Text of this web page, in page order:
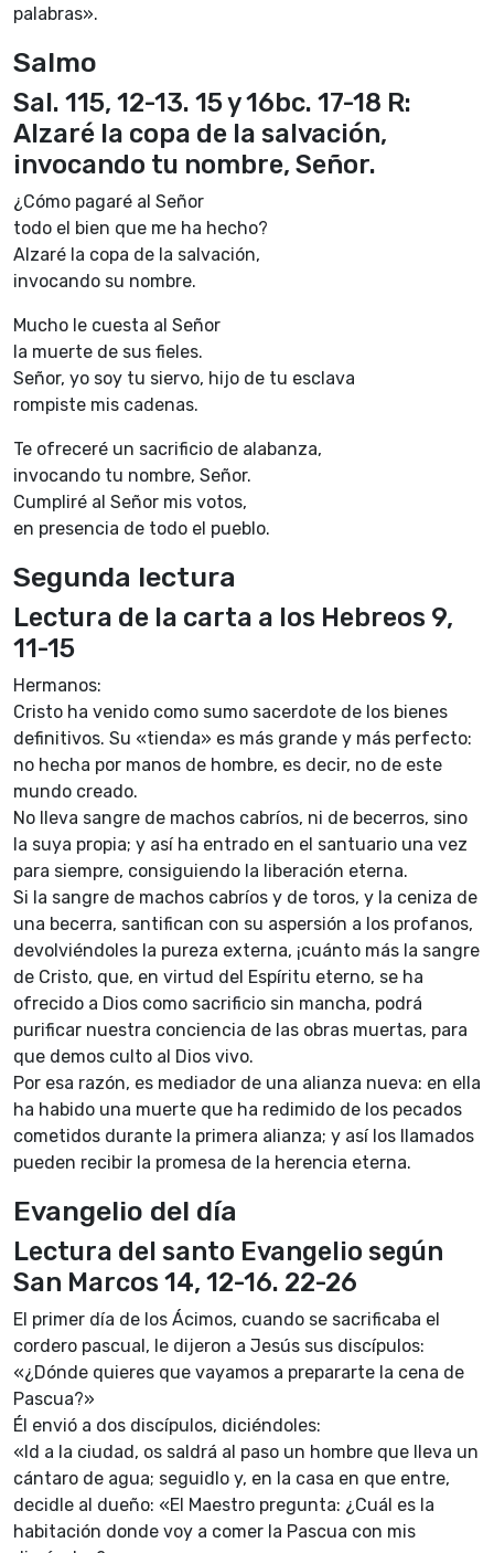
palabras».
Salmo
Sal. 115, 12-13. 15 y 16bc. 17-18 R:
Alzaré la copa de la salvación,
invocando tu nombre, Señor.
¿Cómo pagaré al Señor
todo el bien que me ha hecho?
Alzaré la copa de la salvación,
invocando su nombre.
Mucho le cuesta al Señor
la muerte de sus fieles.
Señor, yo soy tu siervo, hijo de tu esclava
rompiste mis cadenas.
Te ofreceré un sacrificio de alabanza,
invocando tu nombre, Señor.
Cumpliré al Señor mis votos,
en presencia de todo el pueblo.
Segunda lectura
Lectura de la carta a los Hebreos 9,
11-15
Hermanos:
Cristo ha venido como sumo sacerdote de los bienes
definitivos. Su «tienda» es más grande y más perfecto:
no hecha por manos de hombre, es decir, no de este
mundo creado.
No lleva sangre de machos cabríos, ni de becerros, sino
la suya propia; y así ha entrado en el santuario una vez
para siempre, consiguiendo la liberación eterna.
Si la sangre de machos cabríos y de toros, y la ceniza de
una becerra, santifican con su aspersión a los profanos,
devolviéndoles la pureza externa, ¡cuánto más la sangre
de Cristo, que, en virtud del Espíritu eterno, se ha
ofrecido a Dios como sacrificio sin mancha, podrá
purificar nuestra conciencia de las obras muertas, para
que demos culto al Dios vivo.
Por esa razón, es mediador de una alianza nueva: en ella
ha habido una muerte que ha redimido de los pecados
cometidos durante la primera alianza; y así los llamados
pueden recibir la promesa de la herencia eterna.
Evangelio del día
Lectura del santo Evangelio según
San Marcos 14, 12-16. 22-26
El primer día de los Ácimos, cuando se sacrificaba el
cordero pascual, le dijeron a Jesús sus discípulos:
«¿Dónde quieres que vayamos a prepararte la cena de
Pascua?»
Él envió a dos discípulos, diciéndoles:
«ld a la ciudad, os saldrá al paso un hombre que lleva un
cántaro de agua; seguidlo y, en la casa en que entre,
decidle al dueño: «El Maestro pregunta: ¿Cuál es la
habitación donde voy a comer la Pascua con mis